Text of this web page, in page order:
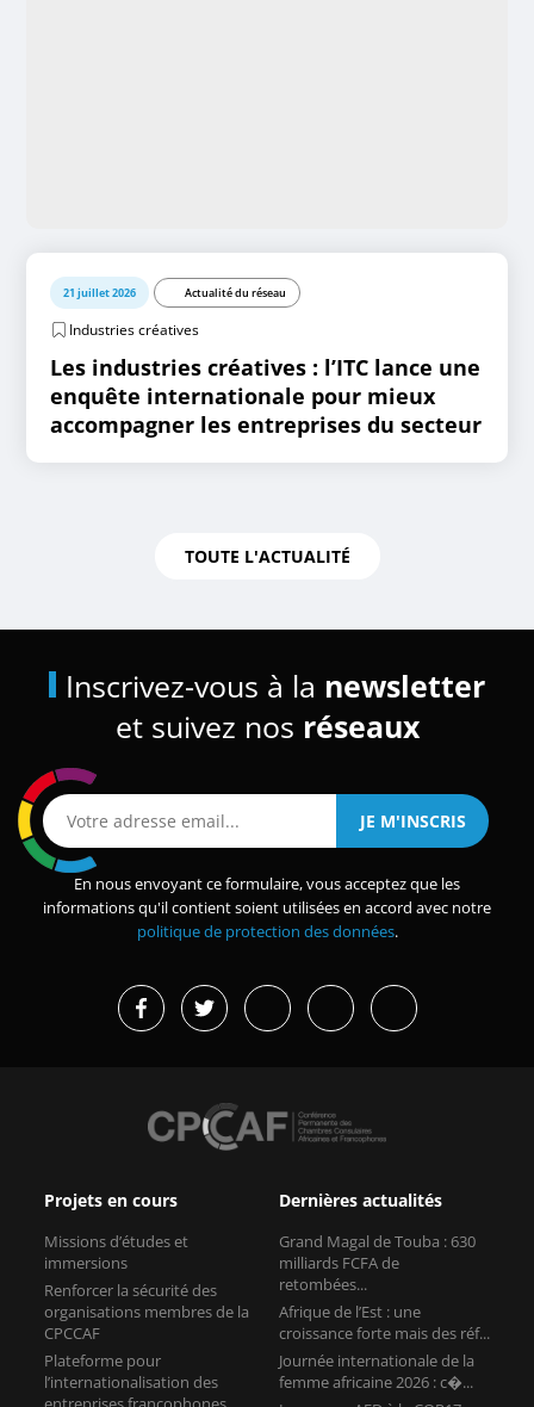
21 juillet 2026 Actualité du réseau
Industries créatives
Les industries créatives : l’ITC lance une
enquête internationale pour mieux
accompagner les entreprises du secteur
TOUTE L'ACTUALITÉ
Inscrivez-vous à la newsletter
et suivez nos réseaux
En nous envoyant ce formulaire, vous acceptez que les
informations qu'il contient soient utilisées en accord avec notre
politique de protection des données.
Projets en cours
Missions d’études et
immersions
Renforcer la sécurité des
organisations membres de la
CPCCAF
Plateforme pour
l’internationalisation des
Dernières actualités
Grand Magal de Touba : 630
milliards FCFA de
retombées...
Afrique de l’Est : une
croissance forte mais des réf...
Journée internationale de la
femme africaine 2026 : c�...